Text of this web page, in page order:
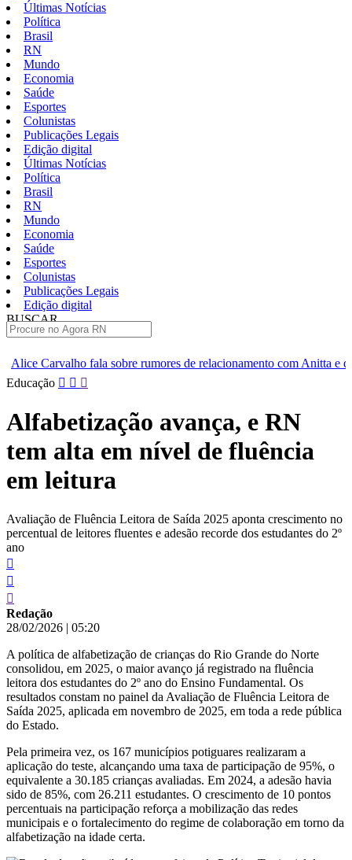
Últimas Notícias
Política
Brasil
RN
Mundo
Economia
Saúde
Esportes
Colunistas
Publicações Legais
Edição digital
Últimas Notícias
Política
Brasil
RN
Mundo
Economia
Saúde
Esportes
Colunistas
Publicações Legais
Edição digital
BUSCAR
rumores de relacionamento com Anitta e defende privacidade
Pular
conteúdo
Educação
Alfabetização avança, e RN
tem alta em nível de fluência
em leitura
Avaliação de Fluência Leitora de Saída 2025 aponta crescimento no
percentual de leitores fluentes e adesão recorde dos estudantes do 2º
ano
Redação
28/02/2026 | 05:20
A política de alfabetização de crianças do Rio Grande do Norte
consolidou, em 2025, o maior avanço já registrado na fluência
leitora dos estudantes do 2º ano do Ensino Fundamental. Os
resultados constam no painel da Avaliação de Fluência Leitora de
Saída 2025, aplicada em novembro de 2025, em toda a rede pública
do Estado.
Pela primeira vez, os 167 municípios potiguares realizaram a
aplicação do teste, alcançando uma taxa de participação de 95%, o
equivalente a 30.185 crianças avaliadas. Em 2024, a adesão havia
sido de 85%, com 26.211 estudantes. O crescimento de 10 pontos
percentuais na participação reforça a mobilização das redes
municipais e o fortalecimento do regime de colaboração em torno da
alfabetização na idade certa.